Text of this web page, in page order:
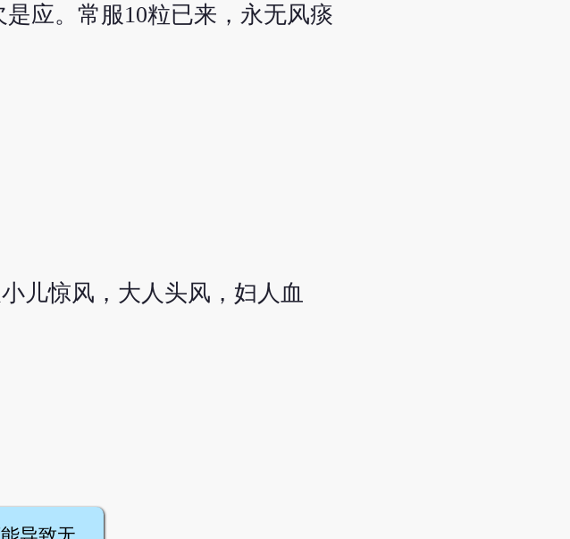
应。常服10粒已来，永无风痰
儿惊风，大人头风，妇人血